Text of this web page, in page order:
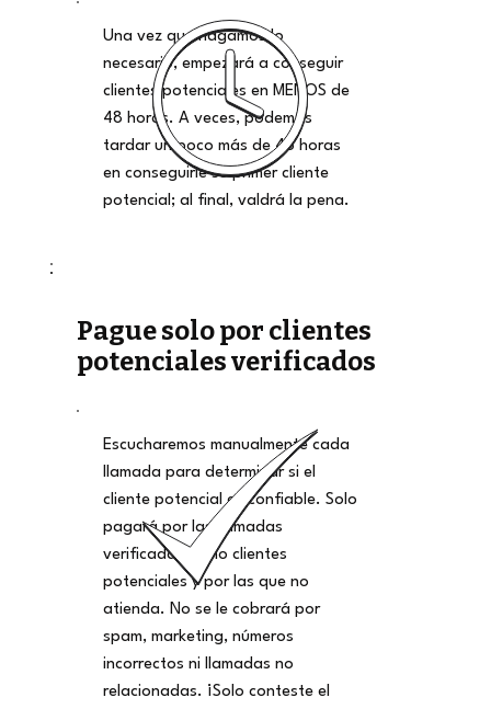
Una vez que hagamos lo
necesario, empezará a conseguir
clientes potenciales en MENOS de
48 horas. A veces, podemos
tardar un poco más de 48 horas
en conseguirle su primer cliente
potencial; al final, valdrá la pena.
Pague solo por clientes
potenciales verificados
Escucharemos manualmente cada
llamada para determinar si el
cliente potencial es confiable. Solo
pagará por las llamadas
verificadas como clientes
potenciales y por las que no
atienda. No se le cobrará por
spam, marketing, números
incorrectos ni llamadas no
relacionadas. ¡Solo conteste el